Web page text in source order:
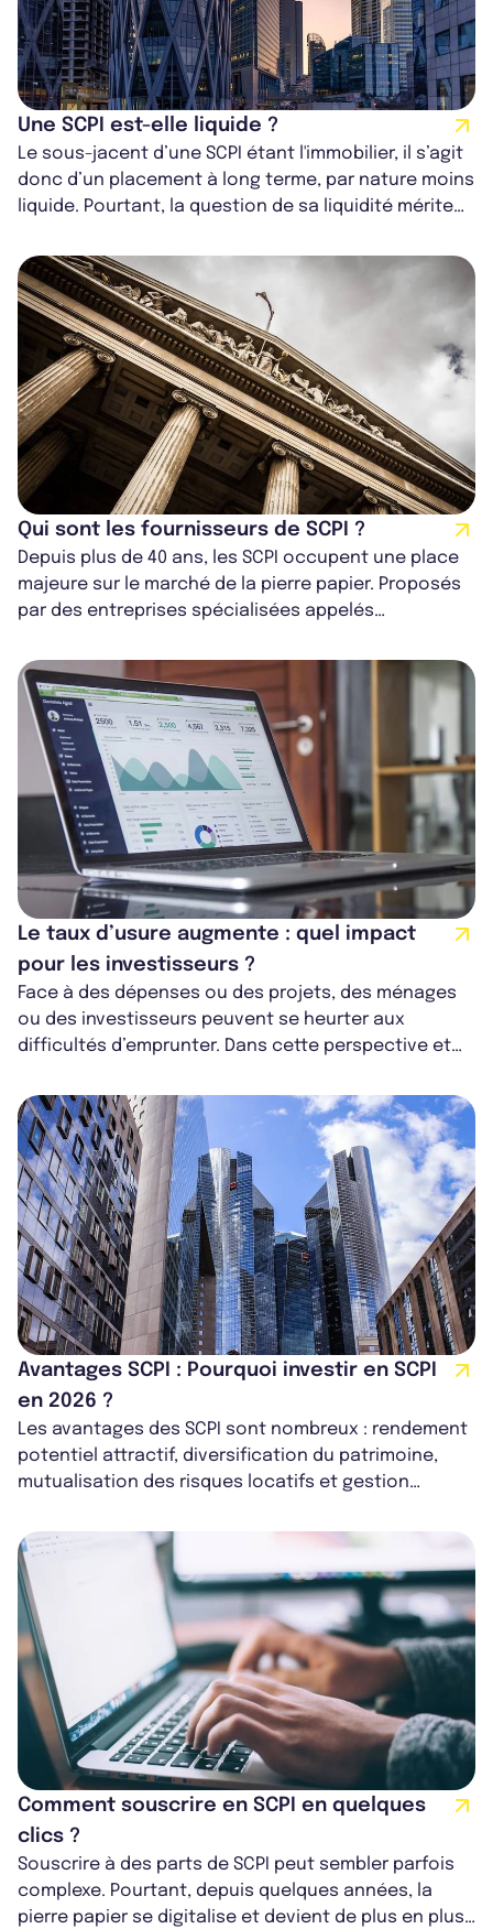
Une SCPI est-elle liquide ?
Le sous-jacent d’une SCPI étant l'immobilier, il s’agit
donc d’un placement à long terme, par nature moins
liquide. Pourtant, la question de sa liquidité mérite
Qui sont les fournisseurs de SCPI ?
Depuis plus de 40 ans, les SCPI occupent une place
majeure sur le marché de la pierre papier. Proposés
par des entreprises spécialisées appelés
Le taux d’usure augmente : quel impact
pour les investisseurs ?
Face à des dépenses ou des projets, des ménages
ou des investisseurs peuvent se heurter aux
difficultés d’emprunter. Dans cette perspective et
Avantages SCPI : Pourquoi investir en SCPI
en 2026 ?
Les avantages des SCPI sont nombreux : rendement
potentiel attractif, diversification du patrimoine,
mutualisation des risques locatifs et gestion
Comment souscrire en SCPI en quelques
clics ?
Souscrire à des parts de SCPI peut sembler parfois
complexe. Pourtant, depuis quelques années, la
pierre papier se digitalise et devient de plus en plus